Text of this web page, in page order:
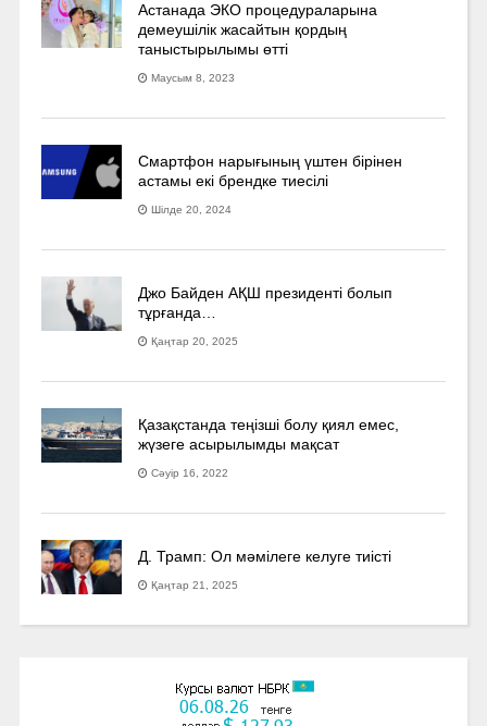
Астанада ЭКО процедураларына
демеушілік жасайтын қордың
таныстырылымы өтті
Маусым 8, 2023
Смартфон нарығының үштен бірінен
астамы екі брендке тиесілі
Шілде 20, 2024
Джо Байден АҚШ президенті болып
тұрғанда…
Қаңтар 20, 2025
Қазақстанда теңізші болу қиял емес,
жүзеге асырылымды мақсат
Сәуір 16, 2022
Д. Трамп: Ол мәмілеге келуге тиісті
Қаңтар 21, 2025